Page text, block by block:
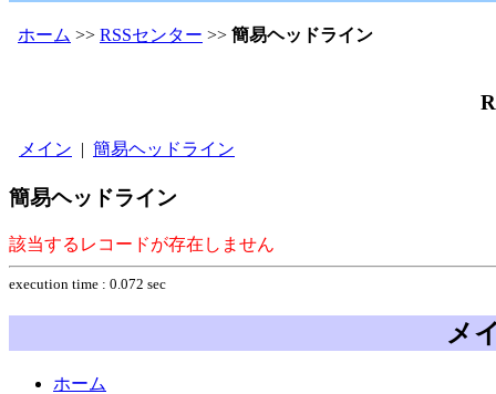
ホーム >> RSSセンター >> 簡易ヘッドライン
メイン | 簡易ヘッドライン
簡易ヘッドライン
該当するレコードが存在しません
execution time : 0.072 sec
メ
ホーム